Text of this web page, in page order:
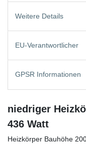
Weitere Details
EU-Verantwortlicher
GPSR Informationen
niedriger
436 Watt
Heizkörper Bauhöhe